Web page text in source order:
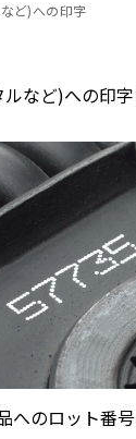
ど)への印字
など)への印
へのロット番